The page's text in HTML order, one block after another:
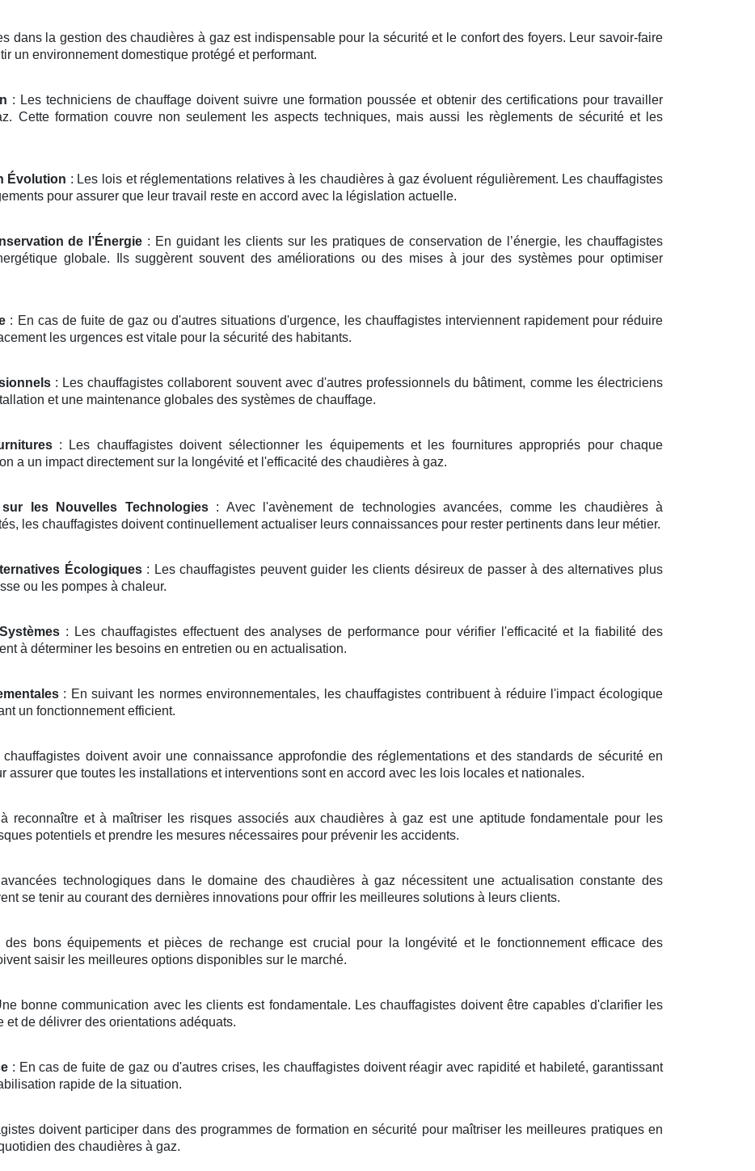
dans la gestion des chaudières à gaz est indispensable pour la sécurité et le confort des foyers. Leur savoir-faire
un environnement domestique protégé et performant.
: Les techniciens de chauffage doivent suivre une formation poussée et obtenir des certifications pour travailler
Cette formation couvre non seulement les aspects techniques, mais aussi les règlements de sécurité et les
Évolution : Les lois et réglementations relatives à les chaudières à gaz évoluent régulièrement. Les chauffagistes
pour assurer que leur travail reste en accord avec la législation actuelle.
de l’Énergie : En guidant les clients sur les pratiques de conservation de l’énergie, les chauffagistes
globale. Ils suggèrent souvent des améliorations ou des mises à jour des systèmes pour optimiser
: En cas de fuite de gaz ou d'autres situations d'urgence, les chauffagistes interviennent rapidement pour réduire
les urgences est vitale pour la sécurité des habitants.
: Les chauffagistes collaborent souvent avec d'autres professionnels du bâtiment, comme les électriciens
et une maintenance globales des systèmes de chauffage.
: Les chauffagistes doivent sélectionner les équipements et les fournitures appropriés pour chaque
a un impact directement sur la longévité et l'efficacité des chaudières à gaz.
les Nouvelles Technologies: Avec l'avènement de technologies avancées, comme les chaudières à
les chauffagistes doivent continuellement actualiser leurs connaissances pour rester pertinents dans leur métier.
Écologiques: Les chauffagistes peuvent guider les clients désireux de passer à des alternatives plus
ou les pompes à chaleur.
: Les chauffagistes effectuent des analyses de performance pour vérifier l'efficacité et la fiabilité des
à déterminer les besoins en entretien ou en actualisation.
: En suivant les normes environnementales, les chauffagistes contribuent à réduire l'impact écologique
un fonctionnement efficient.
doivent avoir une connaissance approfondie des réglementations et des standards de sécurité en
assurer que toutes les installations et interventions sont en accord avec les lois locales et nationales.
reconnaître et à maîtriser les risques associés aux chaudières à gaz est une aptitude fondamentale pour les
potentiels et prendre les mesures nécessaires pour prévenir les accidents.
technologiques dans le domaine des chaudières à gaz nécessitent une actualisation constante des
se tenir au courant des dernières innovations pour offrir les meilleures solutions à leurs clients.
bons équipements et pièces de rechange est crucial pour la longévité et le fonctionnement efficace des
saisir les meilleures options disponibles sur le marché.
bonne communication avec les clients est fondamentale. Les chauffagistes doivent être capables d'clarifier les
de délivrer des orientations adéquats.
: En cas de fuite de gaz ou d'autres crises, les chauffagistes doivent réagir avec rapidité et habileté, garantissant
rapide de la situation.
doivent participer dans des programmes de formation en sécurité pour maîtriser les meilleures pratiques en
des chaudières à gaz.